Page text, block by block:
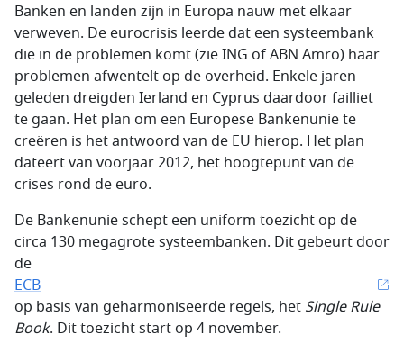
Banken en landen zijn in Europa nauw met elkaar
verweven. De eurocrisis leerde dat een systeembank
die in de problemen komt (zie ING of ABN Amro) haar
problemen afwentelt op de overheid. Enkele jaren
geleden dreigden Ierland en Cyprus daardoor failliet
te gaan. Het plan om een Europese Bankenunie te
creëren is het antwoord van de EU hierop. Het plan
dateert van voorjaar 2012, het hoogtepunt van de
crises rond de euro.
De Bankenunie schept een uniform toezicht op de
circa 130 megagrote systeembanken. Dit gebeurt door
de
ECB
op basis van geharmoniseerde regels, het Single Rule
Book. Dit toezicht start op 4 november.